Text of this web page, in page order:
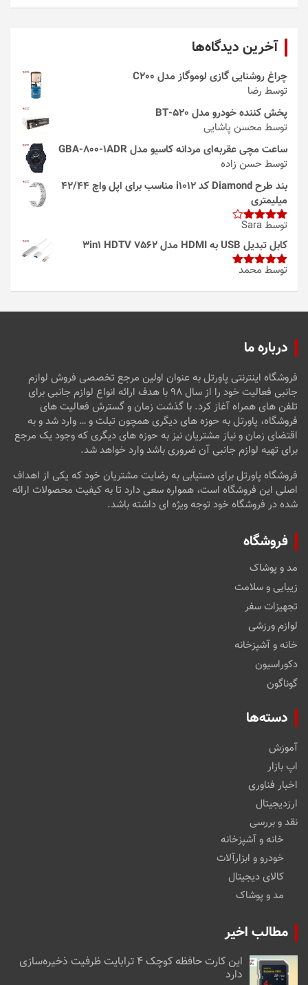
آخرین دیدگاه‌ها
چراغ روشنایی گازی لوموگاز مدل C200
توسط رضا
پخش کننده خودرو مدل 520-BT
توسط محسن پاشایی
ساعت مچی عقربه‌ای مردانه کاسیو مدل GBA-800-1ADR
توسط حسن زاده
بند طرح Diamond کد i1012 مناسب برای اپل واچ 42/44
میلیمتری
امتیاز4
از 5
توسط Sara
کابل تبدیل USB به HDMI مدل 3in1 HDTV 7562
امتیاز5از
توسط محمد
درباره ما
فروشگاه اینترنتی پاورتل به عنوان اولین مرجع تخصصی فروش لوازم
جانبی فعالیت خود را از سال ۹۸ با هدف ارائه انواع لوازم جانبی برای
تلفن های همراه آغاز کرد. با گذشت زمان و گسترش فعالیت های
فروشگاه، پاورتل به حوزه های دیگری همچون تبلت و … وارد شد و به
اقتضای زمان و نیاز مشتریان نیز به حوزه های دیگری که وجود یک مرجع
برای تهیه لوازم جانبی آن ضروری باشد وارد خواهد شد.
فروشگاه پاورتل برای دستیابی به رضایت مشتریان خود که یکی از اهداف
اصلی این فروشگاه است، همواره سعی دارد تا به کیفیت محصولات ارائه
شده در فروشگاه خود توجه ویژه ای داشته باشد.
فروشگاه
مد و پوشاک
زیبایی و سلامت
تجهیزات سفر
لوازم ورزشی
خانه و آشپزخانه
دکوراسیون
گوناگون
دسته‌ها
آموزش
اپ بازار
اخبار فناوری
ارزدیجیتال
نقد و بررسی
خانه و آشپزخانه
خودرو و ابزارآلات
کالای دیجیتال
مد و پوشاک
مطالب اخیر
این کارت حافظه کوچک ۴ ترابایت ظرفیت ذخیره‌سازی
دارد